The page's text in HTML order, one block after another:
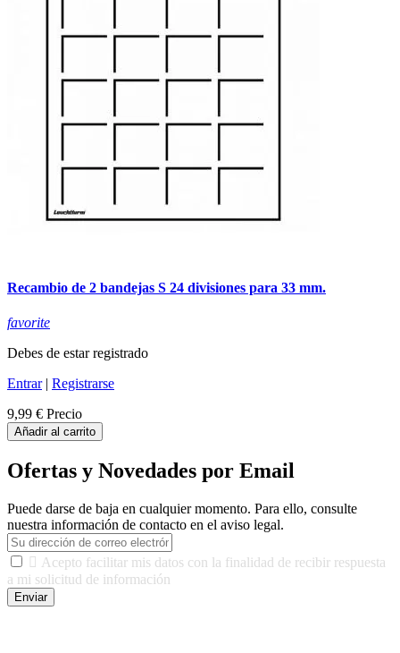
Recambio de 2 bandejas S 24 divisiones para 33 mm.
favorite
Debes de estar registrado
Entrar| Registrarse
9,99 € Precio
Añadir al carrito
Ofertas y Novedades por Email
Puede darse de baja en cualquier momento. Para ello, consulte
nuestra información de contacto en el aviso legal.
 Acepto facilitar mis datos con la finalidad de recibir respuesta
a mi solicitud de información
Enviar